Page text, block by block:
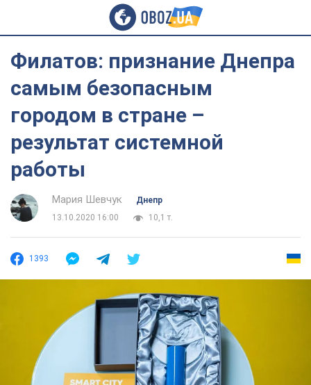
Филатов: признание Днепра
самым безопасным
городом в стране –
результат системной
работы
Мария Шевчук
Днепр
13.10.2020 16:00
10,1 т.
1393